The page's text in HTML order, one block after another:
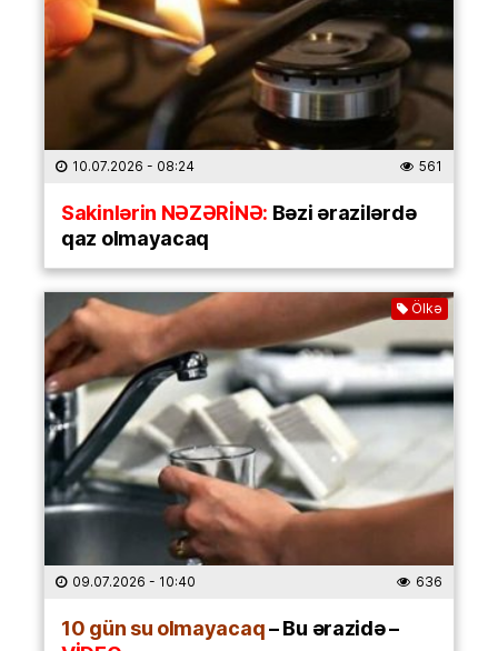
10.07.2026 - 08:24 561
Sakinlərin NƏZƏRİNƏ: Bəzi ərazilərdə
qaz olmayacaq
Ölkə
09.07.2026 - 10:40 636
10 gün su olmayacaq– Bu ərazidə –